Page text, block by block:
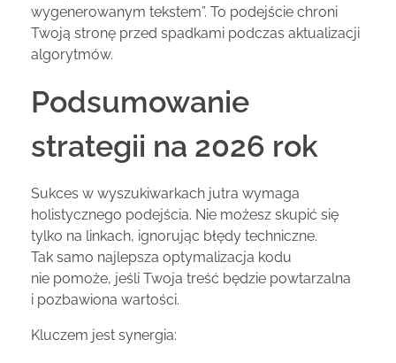
wygenerowanym tekstem”. To podejście chroni
Twoją stronę przed spadkami podczas aktualizacji
algorytmów.
Podsumowanie
strategii na 2026 rok
Sukces w wyszukiwarkach jutra wymaga
holistycznego podejścia. Nie możesz skupić się
tylko na linkach, ignorując błędy techniczne.
Tak samo najlepsza optymalizacja kodu
nie pomoże, jeśli Twoja treść będzie powtarzalna
i pozbawiona wartości.
Kluczem jest synergia: